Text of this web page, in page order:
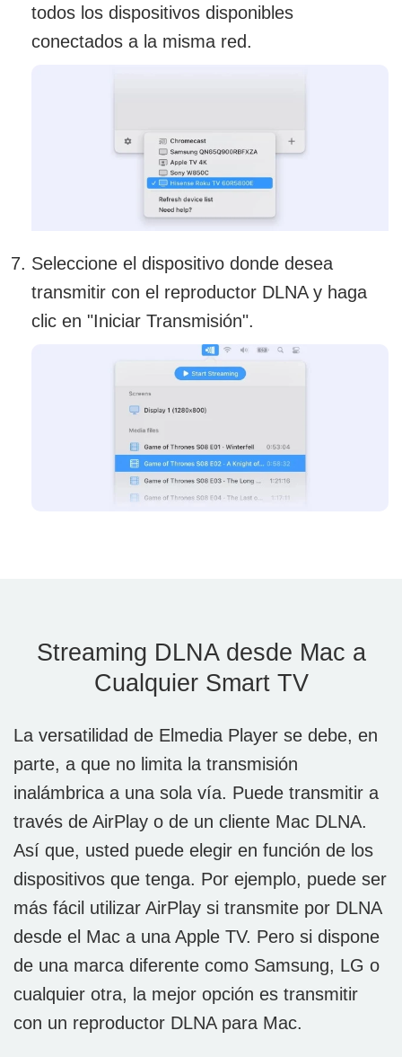
todos los dispositivos disponibles
conectados a la misma red.
Seleccione el dispositivo donde desea
transmitir con el reproductor DLNA y haga
clic en "Iniciar Transmisión".
Streaming DLNA desde Mac a
Cualquier Smart TV
La versatilidad de Elmedia Player se debe, en
parte, a que no limita la transmisión
inalámbrica a una sola vía. Puede transmitir a
través de AirPlay o de un cliente Mac DLNA.
Así que, usted puede elegir en función de los
dispositivos que tenga. Por ejemplo, puede ser
más fácil utilizar AirPlay si transmite por DLNA
desde el Mac a una Apple TV. Pero si dispone
de una marca diferente como Samsung, LG o
cualquier otra, la mejor opción es transmitir
con un reproductor DLNA para Mac.